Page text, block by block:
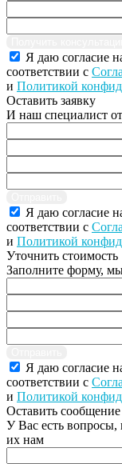
Я даю согласие
соответствии с
и Политикой
Оставить заявку
И наш специалист
Я даю согласие
соответствии с
и Политикой
Уточнить стоимость
Заполните форму,
Я даю согласие
соответствии с
и Политикой
Оставить сообщение
У Вас есть
их нам